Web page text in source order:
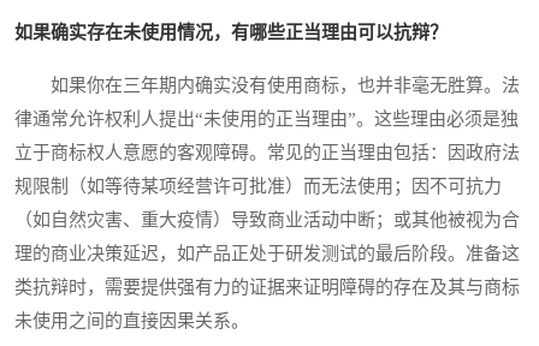
如果确实存在未使用情况，有哪些正当理由可以抗辩？
如果你在三年期内确实没有使用商标，也并非毫无胜算。法
律通常允许权利人提出“未使用的正当理由”。这些理由必须是独
立于商标权人意愿的客观障碍。常见的正当理由包括：因政府法
规限制（如等待某项经营许可批准）而无法使用；因不可抗力
（如自然灾害、重大疫情）导致商业活动中断；或其他被视为合
理的商业决策延迟，如产品正处于研发测试的最后阶段。准备这
类抗辩时，需要提供强有力的证据来证明障碍的存在及其与商标
未使用之间的直接因果关系。